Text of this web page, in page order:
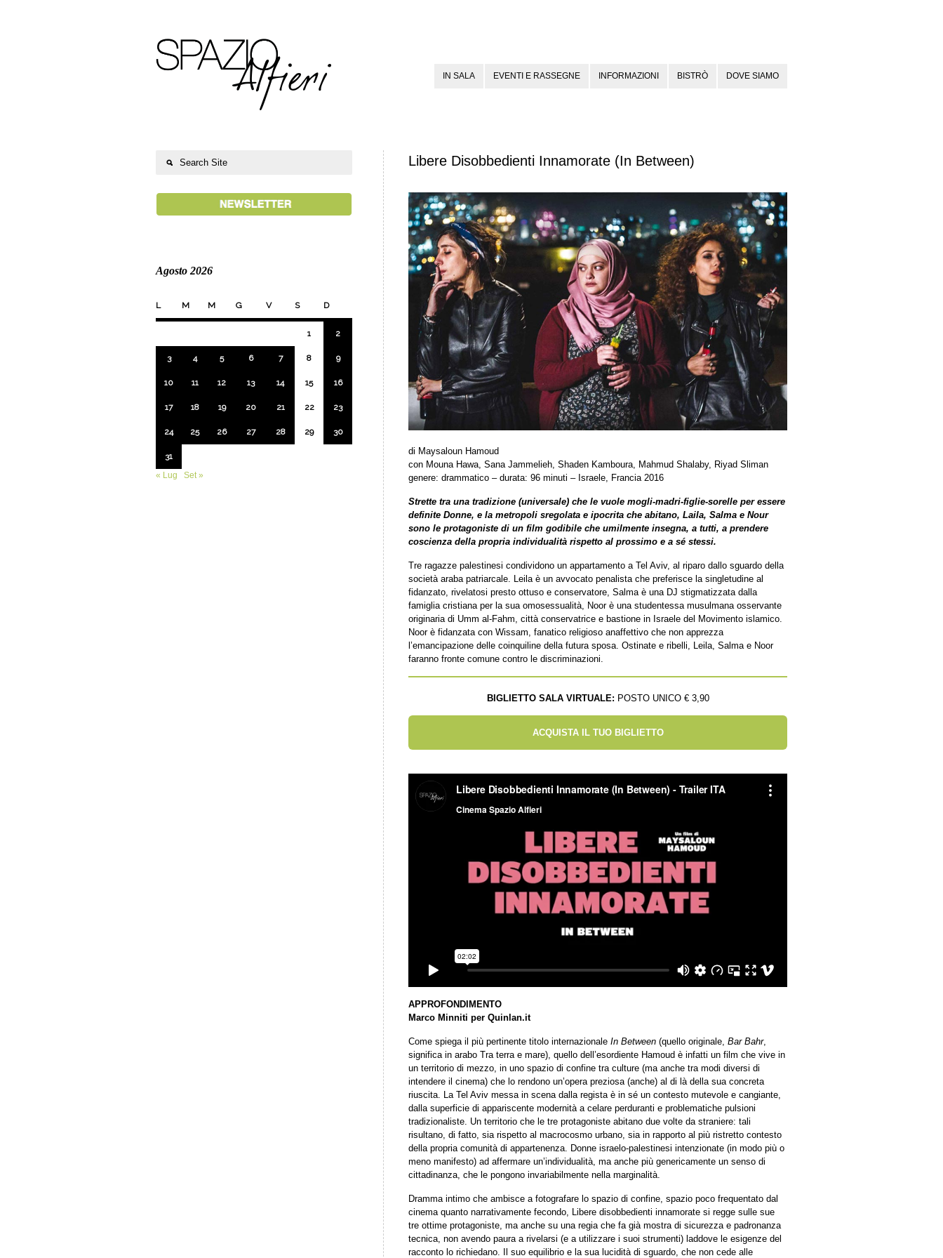
IN SALA EVENTI E RASSEGNE INFORMAZIONI BISTRÒ DOVE SIAMO
Libere Disobbedienti Innamorate (In Between)
di Maysaloun Hamoud
con Mouna Hawa, Sana Jammelieh, Shaden Kamboura, Mahmud Shalaby, Riyad Sliman
genere: drammatico – durata: 96 minuti – Israele, Francia 2016
Strette tra una tradizione (universale) che le vuole mogli-madri-figlie-sorelle per essere
definite Donne, e la metropoli sregolata e ipocrita che abitano, Laila, Salma e Nour
sono le protagoniste di un film godibile che umilmente insegna, a tutti, a prendere
coscienza della propria individualità rispetto al prossimo e a sé stessi.
Tre ragazze palestinesi condividono un appartamento a Tel Aviv, al riparo dallo sguardo della
società araba patriarcale. Leila è un avvocato penalista che preferisce la singletudine al
fidanzato, rivelatosi presto ottuso e conservatore, Salma è una DJ stigmatizzata dalla
famiglia cristiana per la sua omosessualità, Noor è una studentessa musulmana osservante
originaria di Umm al-Fahm, città conservatrice e bastione in Israele del Movimento islamico.
Noor è fidanzata con Wissam, fanatico religioso anaffettivo che non apprezza
l’emancipazione delle coinquiline della futura sposa. Ostinate e ribelli, Leila, Salma e Noor
faranno fronte comune contro le discriminazioni.
BIGLIETTO SALA VIRTUALE: POSTO UNICO € 3,90
ACQUISTA IL TUO BIGLIETTO
APPROFONDIMENTO
Marco Minniti per Quinlan.it
Come spiega il più pertinente titolo internazionale In Between (quello originale, Bar Bahr,
significa in arabo Tra terra e mare), quello dell’esordiente Hamoud è infatti un film che vive in
un territorio di mezzo, in uno spazio di confine tra culture (ma anche tra modi diversi di
intendere il cinema) che lo rendono un’opera preziosa (anche) al di là della sua concreta
riuscita. La Tel Aviv messa in scena dalla regista è in sé un contesto mutevole e cangiante,
dalla superficie di appariscente modernità a celare perduranti e problematiche pulsioni
tradizionaliste. Un territorio che le tre protagoniste abitano due volte da straniere: tali
risultano, di fatto, sia rispetto al macrocosmo urbano, sia in rapporto al più ristretto contesto
della propria comunità di appartenenza. Donne israelo-palestinesi intenzionate (in modo più o
meno manifesto) ad affermare un’individualità, ma anche più genericamente un senso di
cittadinanza, che le pongono invariabilmente nella marginalità.
Dramma intimo che ambisce a fotografare lo spazio di confine, spazio poco frequentato dal
cinema quanto narrativamente fecondo, Libere disobbedienti innamorate si regge sulle sue
tre ottime protagoniste, ma anche su una regia che fa già mostra di sicurezza e padronanza
tecnica, non avendo paura a rivelarsi (e a utilizzare i suoi strumenti) laddove le esigenze del
racconto lo richiedano. Il suo equilibrio e la sua lucidità di sguardo, che non cede alle
Agosto 2026
L M M G V S D
1 2
3 4 5 6 7 8 9
10 11 12 13 14 15 16
17 18 19 20 21 22 23
24 25 26 27 28 29 30
31
« Lug
Set »